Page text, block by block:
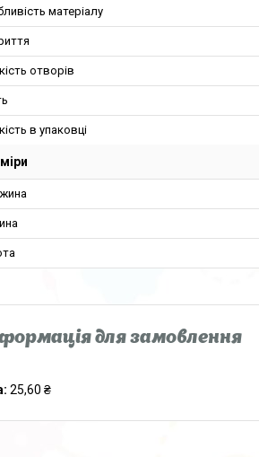
матеріалу
отворів
в упаковці
для замовлення
25,60 ₴